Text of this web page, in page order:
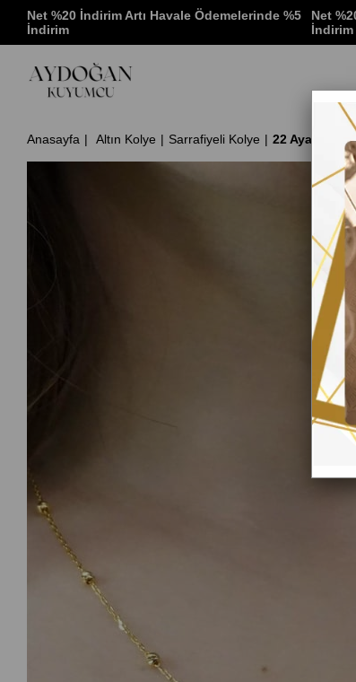
Net %20 İndirim Artı Havale Ödemelerinde %5
İndirim
Net
İndirim
Anasayfa Altın Kolye Sarrafiyeli Kolye 22 Ayar